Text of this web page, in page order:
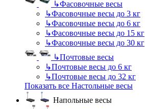
↳Фасовочные весы
↳Фасовочные весы до 3 кг
↳Фасовочные весы до 6 кг
↳Фасовочные весы до 15 кг
↳Фасовочные весы до 30 кг
↳Почтовые весы
↳Почтовые весы до 6 кг
↳Почтовые весы до 32 кг
Показать все Настольные весы
Напольные весы